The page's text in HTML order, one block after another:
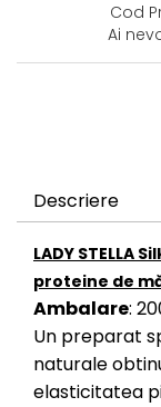
Cod
Ai
Descriere
LADY STELLA
proteine ​​de
Ambalare:
Un preparat
naturale
elasticitatea